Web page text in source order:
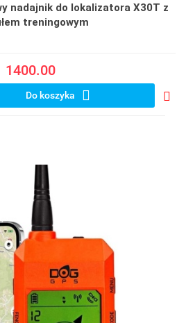
nadajnik do lokalizatora X30T z
treningowym
1400.00
Do koszyka